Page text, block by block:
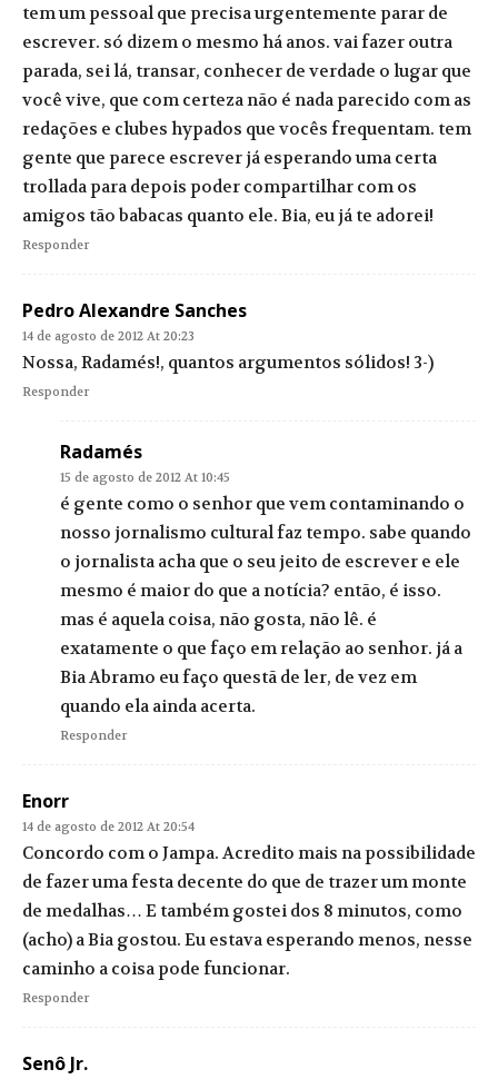
tem um pessoal que precisa urgentemente parar de
escrever. só dizem o mesmo há anos. vai fazer outra
parada, sei lá, transar, conhecer de verdade o lugar que
você vive, que com certeza não é nada parecido com as
redações e clubes hypados que vocês frequentam. tem
gente que parece escrever já esperando uma certa
trollada para depois poder compartilhar com os
amigos tão babacas quanto ele. Bia, eu já te adorei!
Responder
Pedro Alexandre Sanches
14 de agosto de 2012 At 20:23
Nossa, Radamés!, quantos argumentos sólidos! 3-)
Responder
Radamés
15 de agosto de 2012 At 10:45
é gente como o senhor que vem contaminando o
nosso jornalismo cultural faz tempo. sabe quando
o jornalista acha que o seu jeito de escrever e ele
mesmo é maior do que a notícia? então, é isso.
mas é aquela coisa, não gosta, não lê. é
exatamente o que faço em relação ao senhor. já a
Bia Abramo eu faço questã de ler, de vez em
quando ela ainda acerta.
Responder
Enorr
14 de agosto de 2012 At 20:54
Concordo com o Jampa. Acredito mais na possibilidade
de fazer uma festa decente do que de trazer um monte
de medalhas… E também gostei dos 8 minutos, como
(acho) a Bia gostou. Eu estava esperando menos, nesse
caminho a coisa pode funcionar.
Responder
Senô Jr.